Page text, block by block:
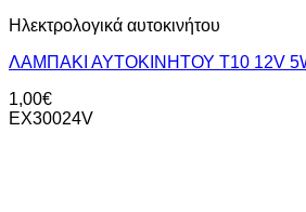
Ηλεκτρολογικά αυτοκινήτου
ΛΑΜΠΑΚΙ ΑΥΤΟΚΙΝΗΤΟΥ T10 12V
1,00€
ΕΧ30024V